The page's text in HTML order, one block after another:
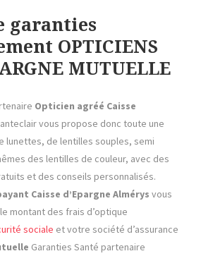
garanties
OPTICIENS
MUTUELLE
Opticien agréé Caisse
vous propose donc toute une
lunettes, de lentilles souples, semi
des lentilles de couleur, avec des
et des conseils personnalisés.
Caisse d’Epargne Almérys vous
montant des frais d’optique
sociale et votre société d’assurance
Garanties Santé partenaire